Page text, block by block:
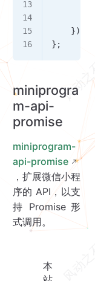
    });
};
miniprogra
m-api-
promise
miniprogram-
api-promise
，扩展微信小程
序的 API，以支
持 Promise 形
式调用。
本